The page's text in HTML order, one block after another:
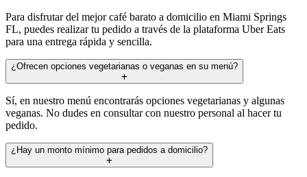
Para disfrutar del mejor café barato a domicilio en Miami Springs
FL, puedes realizar tu pedido a través de la plataforma Uber Eats
para una entrega rápida y sencilla.
¿Ofrecen opciones vegetarianas o veganas en su menú?
Sí, en nuestro menú encontrarás opciones vegetarianas y algunas
veganas. No dudes en consultar con nuestro personal al hacer tu
pedido.
¿Hay un monto mínimo para pedidos a domicilio?